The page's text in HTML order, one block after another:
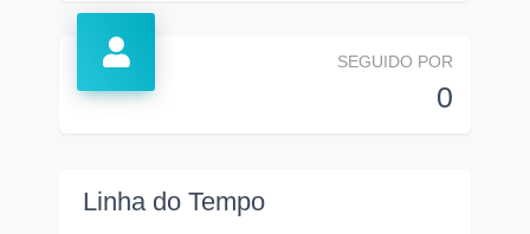
SEGUIDO POR
0
Linha do Tempo